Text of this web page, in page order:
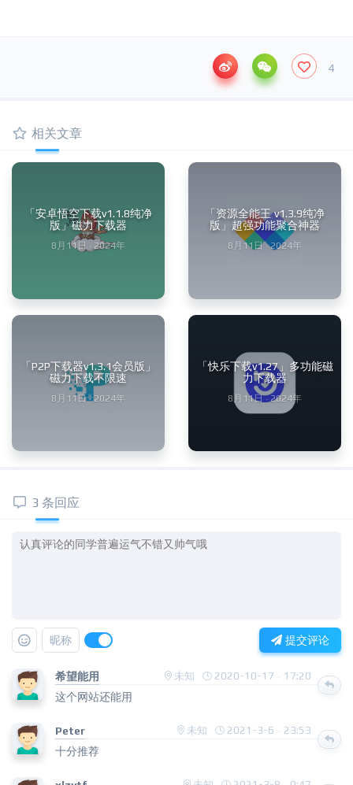
4
相关文章
「安卓悟空下载v1.1.8纯净
版」磁力下载器
8月11日 · 2024年
「资源全能王 v1.3.9纯净
版」超强功能聚合神器
8月11日 · 2024年
「P2P下载器v1.3.1会员版」
磁力下载不限速
8月11日 · 2024年
「快乐下载v1.27」多功能磁
力下载器
8月11日 · 2024年
3 条回应
昵称 提交评论
希望能用 未知 2020-10-17 · 17:20
这个网站还能用
Peter 未知 2021-3-6 · 23:53
十分推荐